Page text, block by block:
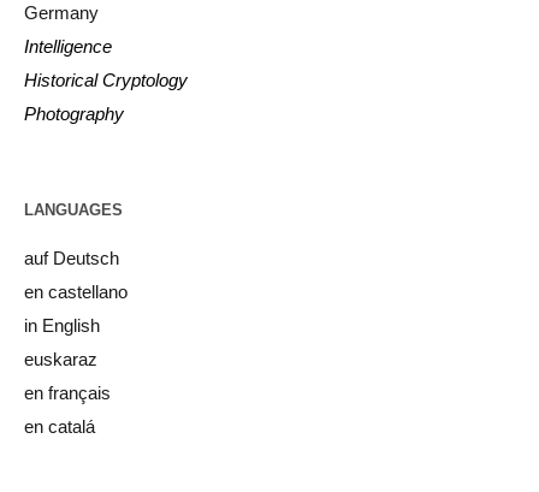
Germany
Intelligence
Historical Cryptology
Photography
LANGUAGES
auf Deutsch
en castellano
in English
euskaraz
en français
en catalá